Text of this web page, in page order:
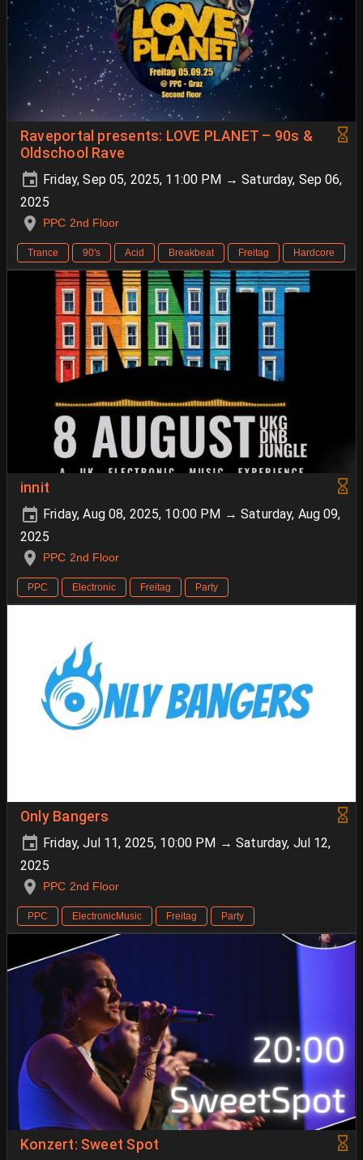
Raveportal presents: LOVE PLANET – 90s &
Oldschool Rave
Friday, Sep 05, 2025, 11:00 PM → Saturday, Sep 06,
2025
PPC 2nd Floor
Trance 90's Acid Breakbeat Freitag Hardcore
innit
Friday, Aug 08, 2025, 10:00 PM → Saturday, Aug 09,
2025
PPC 2nd Floor
PPC Electronic Freitag Party
Only Bangers
Friday, Jul 11, 2025, 10:00 PM → Saturday, Jul 12,
2025
PPC 2nd Floor
PPC ElectronicMusic Freitag Party
Konzert: Sweet Spot